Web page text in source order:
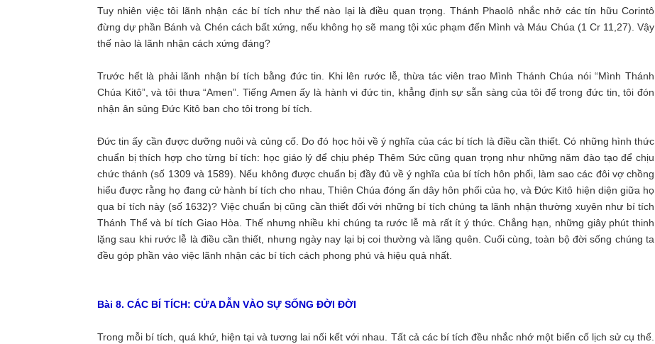
Tuy nhiên việc tôi lãnh nhận các bí tích như thế nào lại là điều quan trọng. Thánh Phaolô nhắc nhở các tín hữu Corintô
đừng dự phần Bánh và Chén cách bất xứng, nếu không họ sẽ mang tội xúc phạm đến Mình và Máu Chúa (1 Cr 11,27). Vậy
thế nào là lãnh nhận cách xứng đáng?
Trước hết là phải lãnh nhận bí tích bằng đức tin. Khi lên rước lễ, thừa tác viên trao Mình Thánh Chúa nói “Mình Thánh
Chúa Kitô”, và tôi thưa “Amen”. Tiếng Amen ấy là hành vi đức tin, khẳng định sự sẵn sàng của tôi để trong đức tin, tôi đón
nhận ân sủng Đức Kitô ban cho tôi trong bí tích.
Đức tin ấy cần được dưỡng nuôi và củng cố. Do đó học hỏi về ý nghĩa của các bí tích là điều cần thiết. Có những hình thức
chuẩn bị thích hợp cho từng bí tích: học giáo lý để chịu phép Thêm Sức cũng quan trọng như những năm đào tạo để chịu
chức thánh (số 1309 và 1589). Nếu không được chuẩn bị đầy đủ về ý nghĩa của bí tích hôn phối, làm sao các đôi vợ chồng
hiểu được rằng họ đang cử hành bí tích cho nhau, Thiên Chúa đóng ấn dây hôn phối của họ, và Đức Kitô hiện diện giữa họ
qua bí tích này (số 1632)? Việc chuẩn bị cũng cần thiết đối với những bí tích chúng ta lãnh nhận thường xuyên như bí tích
Thánh Thể và bí tích Giao Hòa. Thế nhưng nhiều khi chúng ta rước lễ mà rất ít ý thức. Chẳng hạn, những giây phút thinh
lặng sau khi rước lễ là điều cần thiết, nhưng ngày nay lại bị coi thường và lãng quên. Cuối cùng, toàn bộ đời sống chúng ta
đều góp phần vào việc lãnh nhận các bí tích cách phong phú và hiệu quả nhất.
Bài 8. CÁC BÍ TÍCH: CỬA DẪN VÀO SỰ SỐNG ĐỜI ĐỜI
Trong mỗi bí tích, quá khứ, hiện tại và tương lai nối kết với nhau. Tất cả các bí tích đều nhắc nhớ một biến cố lịch sử cụ thể.